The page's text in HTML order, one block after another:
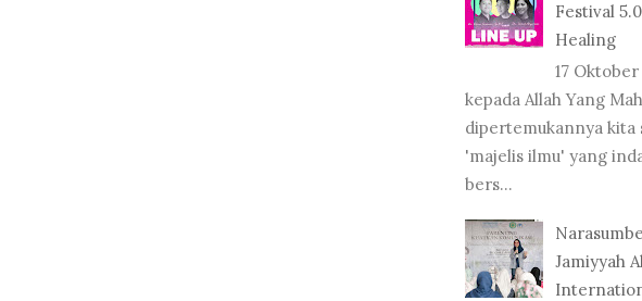
Festival
Healing
17
kepada Allah Yang
dipertemukannya kita
'majelis ilmu' yang
bers...
Jamiyyah